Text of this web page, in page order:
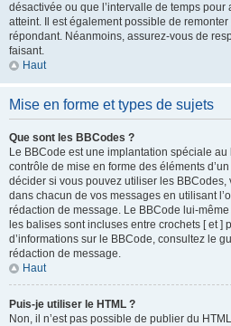
désactivée ou que l’intervalle de temps pour
atteint. Il est également possible de
répondant. Néanmoins, assurez-vous de
faisant.
Haut
Mise en forme et types de sujets
Que sont les BBCodes ?
Le BBCode est une implantation spéciale
contrôle de mise en forme des éléments
décider si vous pouvez utiliser les
dans chacun de vos messages en utilisant
rédaction de message. Le BBCode lui-
les balises sont incluses entre crochets [ et ]
d’informations sur le BBCode, consultez le
rédaction de message.
Haut
Puis-je utiliser le HTML ?
Non, il n’est pas possible de publier du